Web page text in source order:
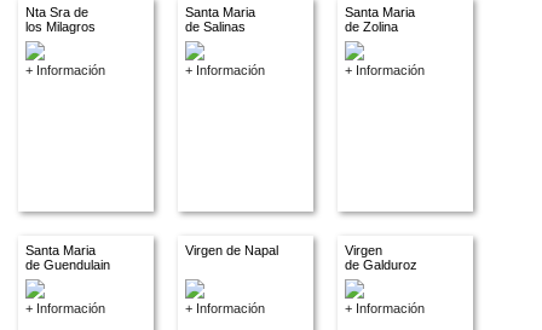
Nta Sra de
los Milagros
+ Información
Santa Maria
de Salinas
+ Información
Santa Maria
de Zolina
+ Información
Santa Maria
de Guendulain
+ Información
Virgen de Napal
+ Información
Virgen
de Galduroz
+ Información